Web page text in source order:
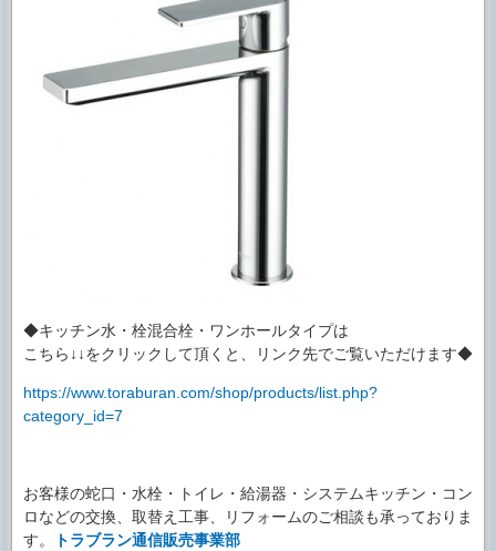
◆キッチン水・栓混合栓・ワンホールタイプは
こちら↓↓をクリックして頂くと、リンク先でご覧いただけます◆
https://www.toraburan.com/shop/products/list.php?
category_id=7
お客様の蛇口・水栓・トイレ・給湯器・システムキッチン・コン
ロなどの交換、取替え工事、リフォームのご相談も承っておりま
す。
トラブラン通信販売事業部